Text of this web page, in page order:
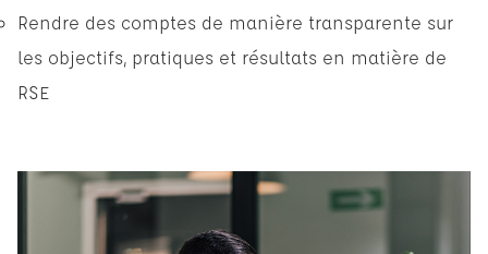
Rendre des comptes de manière transparente sur
les objectifs, pratiques et résultats en matière de
RSE